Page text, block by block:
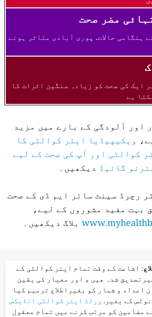
مضر صحت
ہنگامی حالات. پوری آبادی متاثر ہونے
ایک کی صحت کو زیادہ سنگین اثرات کا
ہے
اور آلودگی کے بارے میں مزید
ویکیپیڈیا ایئر کوالٹی کا
کوالٹی اور آپ کی صحت کے لیے
گائیڈ دیکھیں۔
رچرڈ سینٹ سائر ایم ڈی کے صحت
بہت مفید مشوروں کے لیے،
بلاگ دیکھیں۔
: اشاعت کے وقت تمام ایئر کوالٹی کے
شدہ ھیں ، اور معیار کی یقین
اعداد و شمار کو بغیراطلاع ترمیم کیا
کے بغیر. ورلڈ ایئر کوالٹی انڈیکس
مضامین کو مرتب کرنے میں تمام معقول